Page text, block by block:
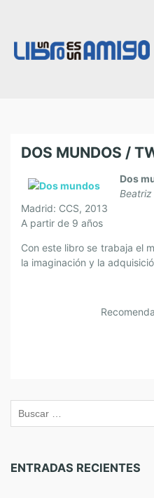
DOS MUNDOS /
Dos
Madrid: CCS, 2013
A partir de 9 años
Con este libro se trabaja el
la imaginación y la
ENTRADAS RECIENTES